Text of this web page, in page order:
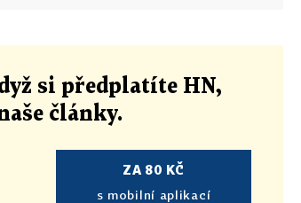
si předplatíte HN,
články.
ZA 80 KČ
s mobilní aplikací